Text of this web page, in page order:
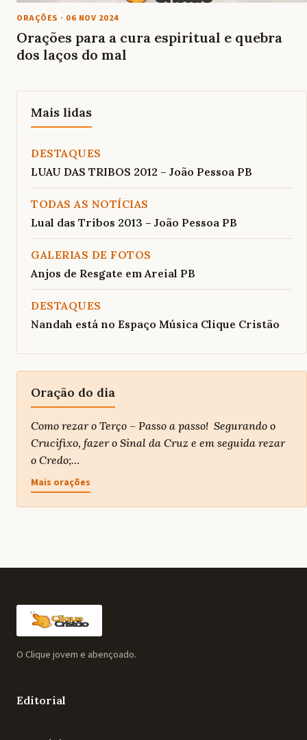
ORAÇÕES · 06 NOV 2024
Orações para a cura espiritual e quebra
dos laços do mal
Mais lidas
DESTAQUES
LUAU DAS TRIBOS 2012 – João Pessoa PB
TODAS AS NOTÍCIAS
Lual das Tribos 2013 – João Pessoa PB
GALERIAS DE FOTOS
Anjos de Resgate em Areial PB
DESTAQUES
Nandah está no Espaço Música Clique Cristão
Oração do dia
Como rezar o Terço – Passo a passo! Segurando o
Crucifixo, fazer o Sinal da Cruz e em seguida rezar
o Credo;…
Mais orações
O Clique jovem e abençoado.
Editorial